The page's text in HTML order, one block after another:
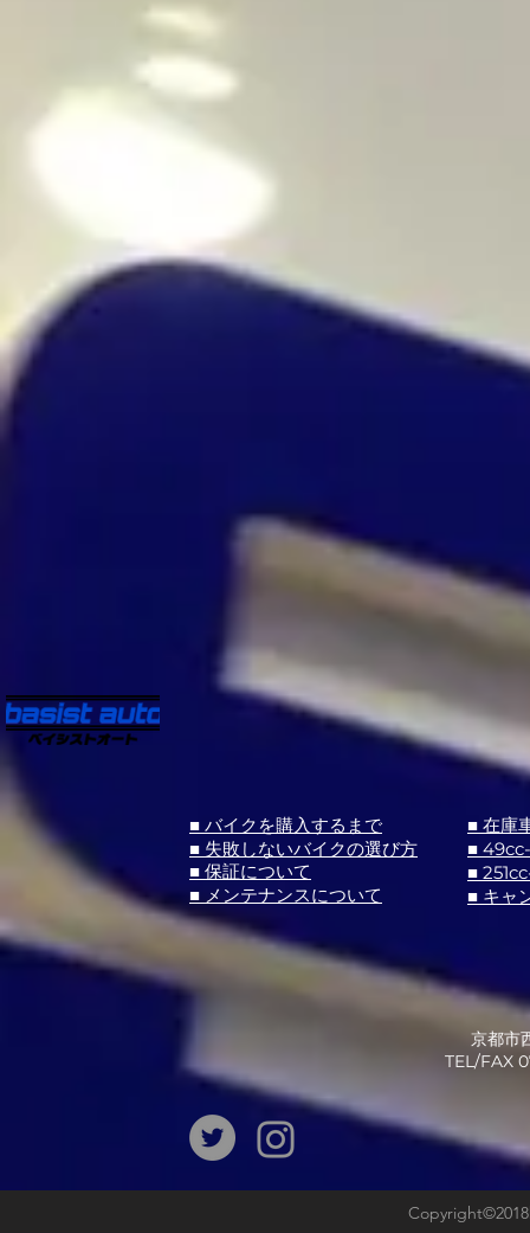
■ バイクを購入するまで
■ 失敗しないバイクの選び方
■ 保証について
■ メンテナンスについて
■ 在庫
■
■
■ キャ
京都市
​TEL/FAX